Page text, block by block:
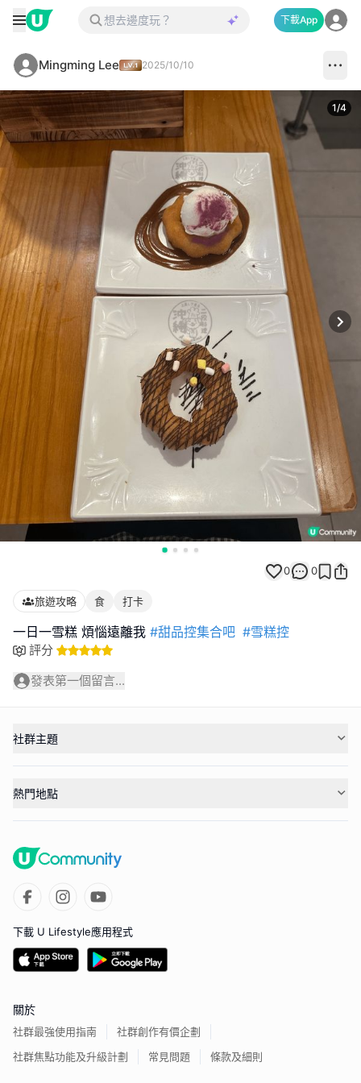
下載App
Mingming Lee 2025/10/10
1/4
0 0
旅遊攻略 食 打卡
一日一雪糕 煩惱遠離我 #甜品控集合吧 #雪糕控
評分
發表第一個留言...
社群主題
熱門地點
下載 U Lifestyle應用程式
關於
社群最強使用指南
社群創作有價企劃
社群焦點功能及升級計劃
常見問題 條款及細則